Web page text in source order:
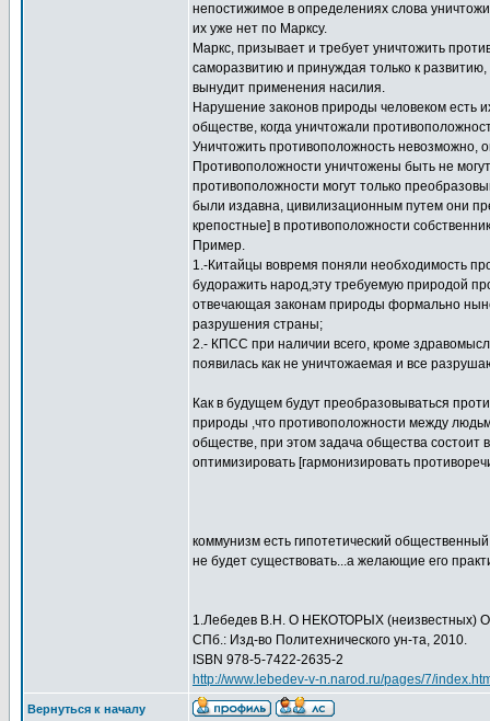
непостижимое в определениях слова
их уже нет по Марксу.
Маркс, призывает и требует уничтожить
саморазвитию и принуждая только к
вынудит применения насилия.
Нарушение законов природы человеком есть
обществе, когда уничтожали
Уничтожить противоположность невозможно,
Противоположности уничтожены быть не
противоположности могут только
были издавна, цивилизационным путем они
крепостные] в противоположности
Пример.
1.-Китайцы вовремя поняли необходимость
будоражить народ,эту требуемую природой
отвечающая законам природы формально
разрушения страны;
2.- КПСС при наличии всего, кроме
появилась как не уничтожаемая и все
Как в будущем будут преобразовываться
природы ,что противоположности между
обществе, при этом задача общества
оптимизировать [гармонизировать
коммунизм есть гипотетический
не будет существовать...а желающие его
1.Лебедев В.Н. О НЕКОТОРЫХ
СПб.: Изд-во Политехнического ун-та, 2010.
ISBN 978-5-7422-2635-2
http://www.lebedev-v-n.narod.ru/pages/7/
Вернуться к началу